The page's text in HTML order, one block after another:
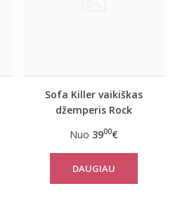
Sofa Killer vaikiškas
džemperis Rock
Nuo 3900€
DAUGIAU